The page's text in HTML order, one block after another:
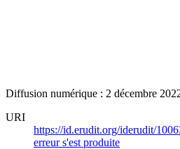
Diffusion numérique : 2 décembre
URI
https://id.erudit.org/iderudit/
erreur s'est produite